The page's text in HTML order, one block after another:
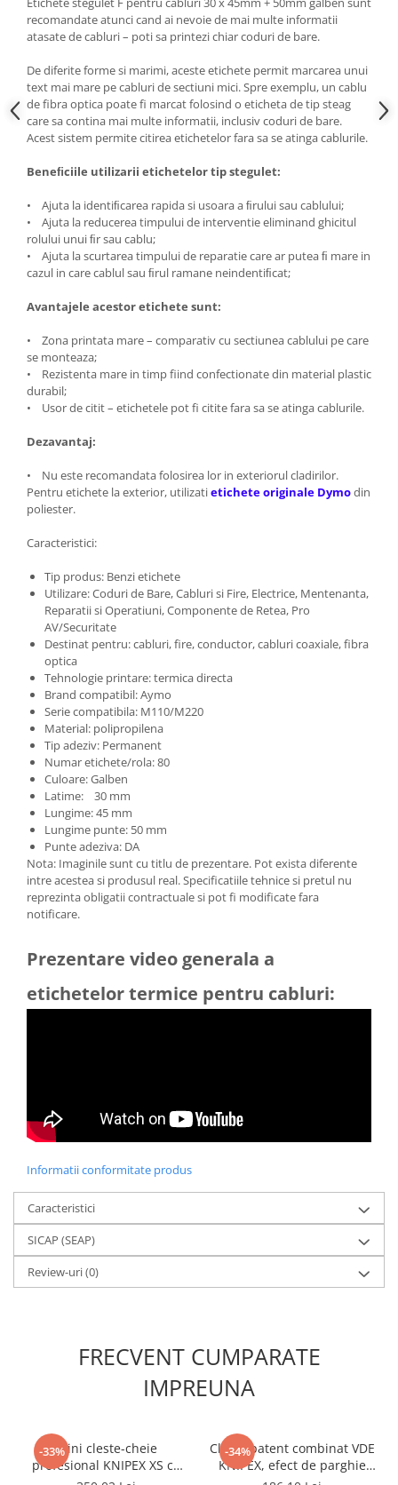
recomandate atunci cand ai nevoie de mai multe informatii
atasate de cabluri – poti sa printezi chiar coduri de bare.
De diferite forme si marimi, aceste etichete permit marcarea unui
text mai mare pe cabluri de sectiuni mici. Spre exemplu, un cablu
de fibra optica poate fi marcat folosind o eticheta de tip steag
care sa contina mai multe informatii, inclusiv coduri de bare.
Acest sistem permite citirea etichetelor fara sa se atinga cablurile.
Beneﬁciile utilizarii etichetelor tip stegulet:
• Ajuta la identiﬁcarea rapida si usoara a ﬁrului sau cablului;
• Ajuta la reducerea timpului de interventie eliminand ghicitul
rolului unui ﬁr sau cablu;
• Ajuta la scurtarea timpului de reparatie care ar putea ﬁ mare in
cazul in care cablul sau ﬁrul ramane neindentiﬁcat;
Avantajele acestor etichete sunt:
• Zona printata mare – comparativ cu sectiunea cablului pe care
se monteaza;
• Rezistenta mare in timp fiind confectionate din material plastic
durabil;
• Usor de citit – etichetele pot fi citite fara sa se atinga cablurile.
Dezavantaj:
• Nu este recomandata folosirea lor in exteriorul cladirilor.
Pentru etichete la exterior, utilizatietichete originale Dymodin
poliester.
Caracteristici:
Tip produs: Benzi etichete
Utilizare: Coduri de Bare, Cabluri si Fire, Electrice, Mentenanta,
Reparatii si Operatiuni, Componente de Retea, Pro
AV/Securitate
Destinat pentru: cabluri, fire, conductor, cabluri coaxiale, fibra
optica
Tehnologie printare: termica directa
Brand compatibil: Aymo
Serie compatibila: M110/M220
Material: polipropilena
Tip adeziv: Permanent
Numar etichete/rola: 80
Culoare: Galben
Latime: 30 mm
Lungime: 45 mm
Lungime punte: 50 mm
Punte adeziva: DA
Nota: Imaginile sunt cu titlu de prezentare. Pot exista diferente
intre acestea si produsul real. Specificatiile tehnice si pretul nu
reprezinta obligatii contractuale si pot fi modificate fara
notificare.
Prezentare video generala a
etichetelor termice pentru cabluri:
Informatii conformitate produs
Caracteristici
SICAP (SEAP)
Review-uri(0)
FRECVENT CUMPARATE
IMPREUNA
-33%Mini cleste-cheie
profesional KNIPEX XS cu
-34%
Cleste patent combinat VDE
KNIPEX, efect de parghie